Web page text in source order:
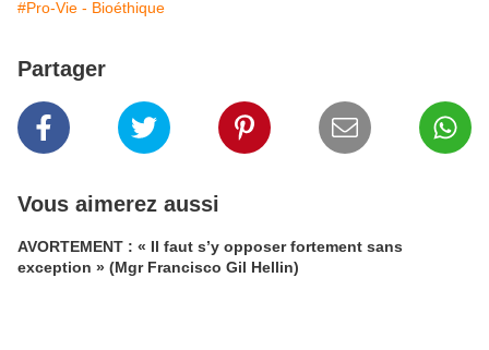
#Pro-Vie - Bioéthique
Partager
Vous aimerez aussi
AVORTEMENT : « Il faut s’y opposer fortement sans
exception » (Mgr Francisco Gil Hellin)